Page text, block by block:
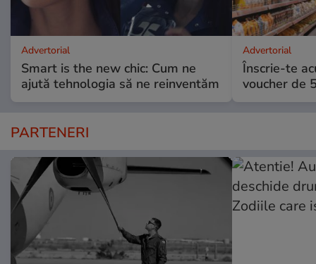
Advertorial
Smart is the new chic: Cum ne
ajută tehnologia să ne reinventăm
Advertorial
Înscrie-te
voucher de
PARTENERI